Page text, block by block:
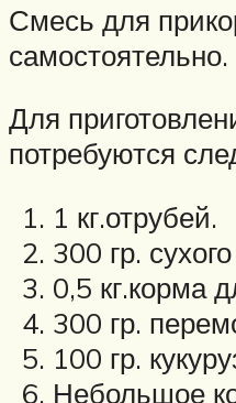
Смесь для
самостоятельно.
Для
потребуются
1 кг.отрубей.
300 гр.
0,5 кг.корма
300 гр.
100 гр.
Небольшое